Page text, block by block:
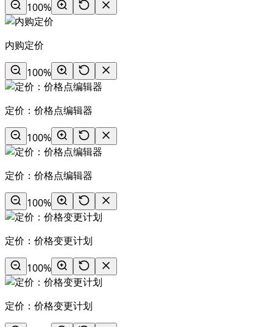
100%
内购定价
100%
定价：价格点编辑器
100%
定价：价格点编辑器
100%
定价：价格变更计划
100%
定价：价格变更计划